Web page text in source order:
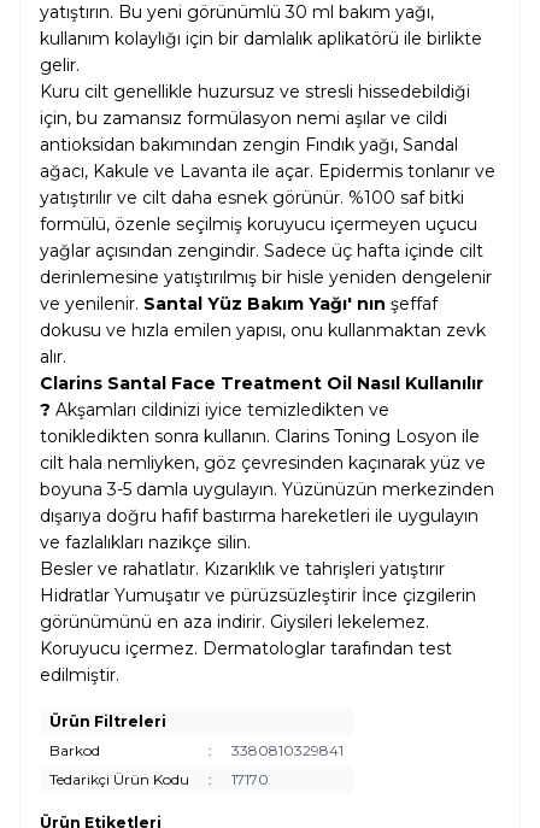
yatıştırın. Bu yeni görünümlü 30 ml bakım yağı,
kullanım kolaylığı için bir damlalık aplikatörü ile birlikte
gelir.
Kuru cilt genellikle huzursuz ve stresli hissedebildiği
için, bu zamansız formülasyon nemi aşılar ve cildi
antioksidan bakımından zengin Fındık yağı, Sandal
ağacı, Kakule ve Lavanta ile açar. Epidermis tonlanır ve
yatıştırılır ve cilt daha esnek görünür. %100 saf bitki
formülü, özenle seçilmiş koruyucu içermeyen uçucu
yağlar açısından zengindir. Sadece üç hafta içinde cilt
derinlemesine yatıştırılmış bir hisle yeniden dengelenir
ve yenilenir. Santal Yüz Bakım Yağı' nın şeffaf
dokusu ve hızla emilen yapısı, onu kullanmaktan zevk
alır.
Clarins Santal Face Treatment Oil Nasıl Kullanılır
? Akşamları cildinizi iyice temizledikten ve
tonikledikten sonra kullanın. Clarins Toning Losyon ile
cilt hala nemliyken, göz çevresinden kaçınarak yüz ve
boyuna 3-5 damla uygulayın. Yüzünüzün merkezinden
dışarıya doğru hafif bastırma hareketleri ile uygulayın
ve fazlalıkları nazikçe silin.
Besler ve rahatlatır. Kızarıklık ve tahrişleri yatıştırır
Hidratlar Yumuşatır ve pürüzsüzleştirir İnce çizgilerin
görünümünü en aza indirir. Giysileri lekelemez.
Koruyucu içermez. Dermatologlar tarafından test
edilmiştir.
Ürün Filtreleri
Barkod
:
3380810329841
Tedarikçi Ürün Kodu
: 17170
Ürün Etiketleri